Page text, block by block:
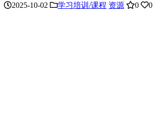
2025-10-02 学习培训/课程 资源 0 0